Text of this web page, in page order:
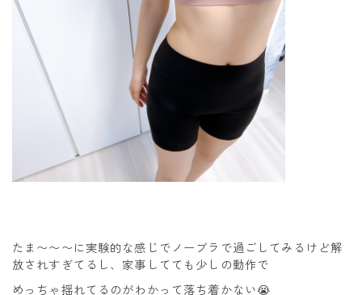
たま〜〜〜に実験的な感じでノーブラで過ごしてみるけど解
放されすぎてるし、家事してても少しの動作で
めっちゃ揺れてるのがわかって落ち着かない😭